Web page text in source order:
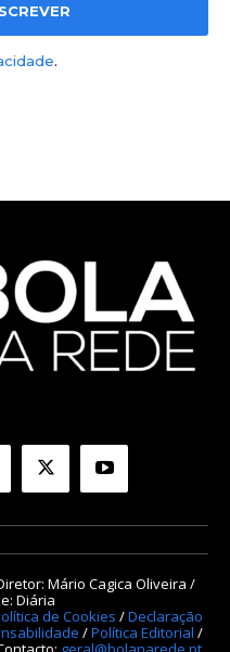
.
Mário Cagica Oliveira /
Diária
de Cookies /Declaração
/Política Editorial /